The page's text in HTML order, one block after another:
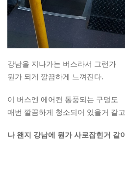
강남을 지나가는 버스라서 그런가
뭔가 되게 깔끔하게 느껴진다.
이 버스엔 에어컨 통풍되는 구멍도
매번 깔끔하게 청소되어 있을거 같
나 왠지 강남에 뭔가 사로잡힌거 같